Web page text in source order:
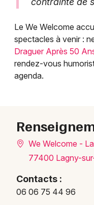
Le We Welcome
spectacles à venir :
Draguer Après 50
rendez-vous
agenda.
We Welcome -
77400 Lagny-
Contacts :
06 06 75 44 96